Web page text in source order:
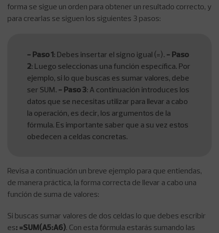
forma se sigue un orden para obtener un resultado correcto, y
para crearlas se siguen los siguientes 3 pasos:
- Paso 1: Debes insertar el signo igual (=). - Paso
2: Luego seleccionas una función específica. Por
ejemplo, si lo que buscas es sumar valores, debe
ser SUM. - Paso 3: A continuación introduces los
datos que se necesitas utilizar para llevar a cabo
la operación, es decir, los argumentos de la
fórmula. Es importante saber que a su vez estos
obedecen a celdas concretas.
Revisa a continuación un breve ejemplo para que entiendas,
de manera práctica, la forma correcta de llevar a cabo una
función de suma de valores:
Si buscas sumar valores de dos celdas lo que debes escribir
es: =SUM(A5:A6). Con esta fórmula estarás sumando las